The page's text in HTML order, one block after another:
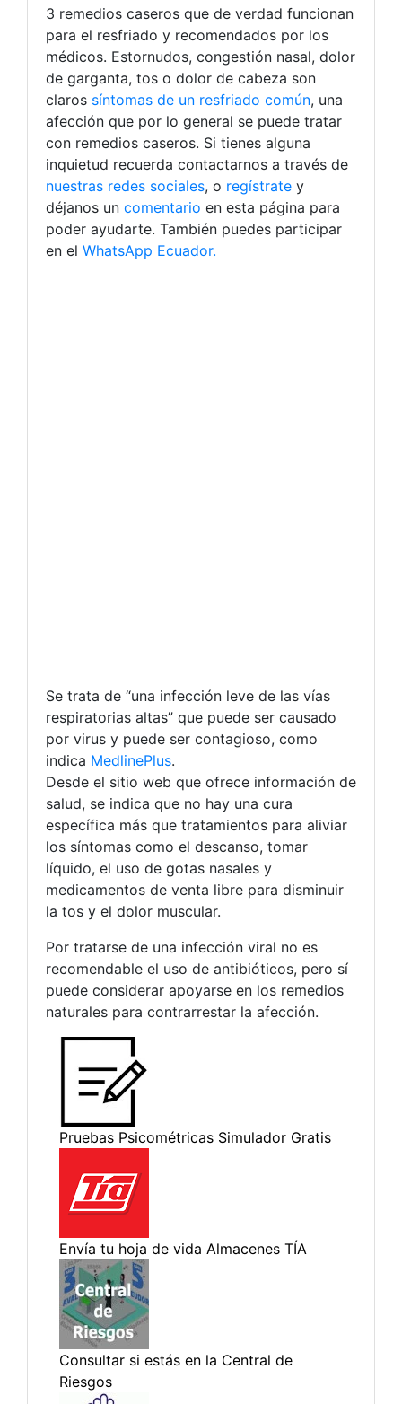
3 remedios caseros que de verdad funcionan
para el resfriado y recomendados por los
médicos. Estornudos, congestión nasal, dolor
de garganta, tos o dolor de cabeza son
claros síntomas de un resfriado común, una
afección que por lo general se puede tratar
con remedios caseros. Si tienes alguna
inquietud recuerda contactarnos a través de
nuestras redes sociales, o regístrate y
déjanos un comentario en esta página para
poder ayudarte. También puedes participar
en el WhatsApp Ecuador.
Se trata de “una infección leve de las vías
respiratorias altas” que puede ser causado
por virus y puede ser contagioso, como
indica MedlinePlus.
Desde el sitio web que ofrece información de
salud, se indica que no hay una cura
específica más que tratamientos para aliviar
los síntomas como el descanso, tomar
líquido, el uso de gotas nasales y
medicamentos de venta libre para disminuir
la tos y el dolor muscular.
Por tratarse de una infección viral no es
recomendable el uso de antibióticos, pero sí
puede considerar apoyarse en los remedios
naturales para contrarrestar la afección.